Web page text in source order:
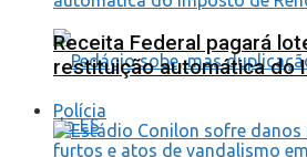
Receita Federal pagará
restituição automática do
Polícia